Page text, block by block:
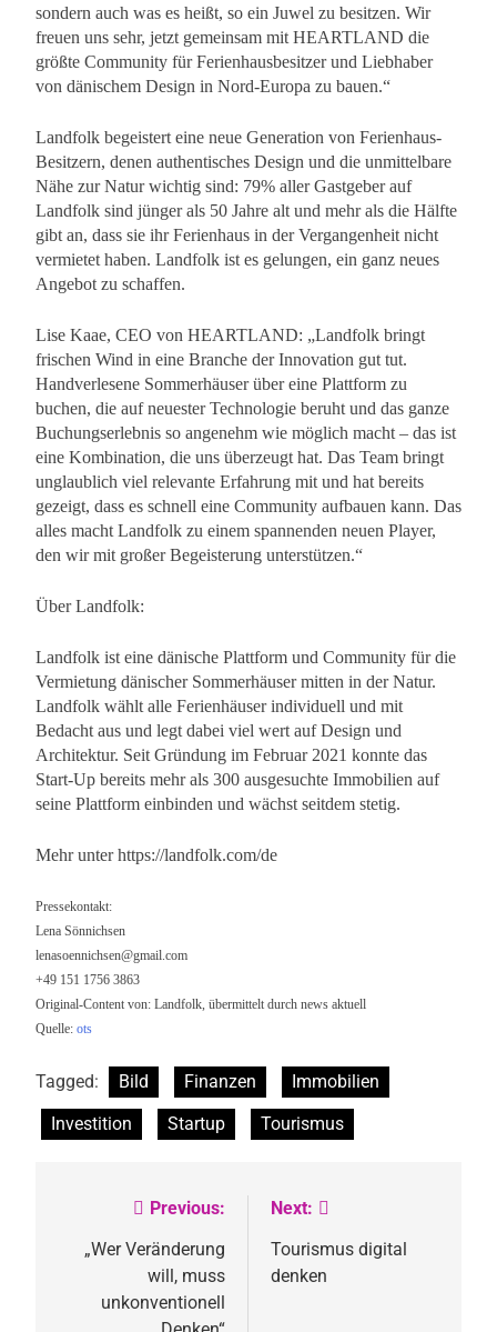
sondern auch was es heißt, so ein Juwel zu besitzen. Wir
freuen uns sehr, jetzt gemeinsam mit HEARTLAND die
größte Community für Ferienhausbesitzer und Liebhaber
von dänischem Design in Nord-Europa zu bauen.“
Landfolk begeistert eine neue Generation von Ferienhaus-
Besitzern, denen authentisches Design und die unmittelbare
Nähe zur Natur wichtig sind: 79% aller Gastgeber auf
Landfolk sind jünger als 50 Jahre alt und mehr als die Hälfte
gibt an, dass sie ihr Ferienhaus in der Vergangenheit nicht
vermietet haben. Landfolk ist es gelungen, ein ganz neues
Angebot zu schaffen.
Lise Kaae, CEO von HEARTLAND: „Landfolk bringt
frischen Wind in eine Branche der Innovation gut tut.
Handverlesene Sommerhäuser über eine Plattform zu
buchen, die auf neuester Technologie beruht und das ganze
Buchungserlebnis so angenehm wie möglich macht – das ist
eine Kombination, die uns überzeugt hat. Das Team bringt
unglaublich viel relevante Erfahrung mit und hat bereits
gezeigt, dass es schnell eine Community aufbauen kann. Das
alles macht Landfolk zu einem spannenden neuen Player,
den wir mit großer Begeisterung unterstützen.“
Über Landfolk:
Landfolk ist eine dänische Plattform und Community für die
Vermietung dänischer Sommerhäuser mitten in der Natur.
Landfolk wählt alle Ferienhäuser individuell und mit
Bedacht aus und legt dabei viel wert auf Design und
Architektur. Seit Gründung im Februar 2021 konnte das
Start-Up bereits mehr als 300 ausgesuchte Immobilien auf
seine Plattform einbinden und wächst seitdem stetig.
Mehr unter https://landfolk.com/de
Pressekontakt:
Lena Sönnichsen
lenasoennichsen@gmail.com
+49 151 1756 3863
Original-Content von: Landfolk, übermittelt durch news aktuell
Quelle: ots
Tagged: Bild Finanzen
Immobilien
Investition
Startup Tourismus
Beitragsnavigation
Previous:
„Wer Veränderung
will, muss
unkonventionell
Next:
Tourismus digital
denken